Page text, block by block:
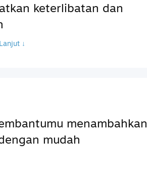
keterlibatan dan
↓
menambahkan
mudah